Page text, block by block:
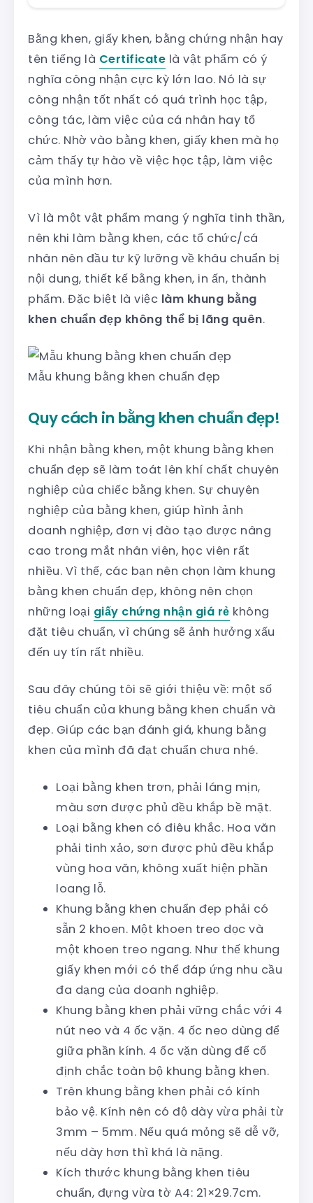
Bằng khen, giấy khen, bằng chứng nhận hay
tên tiếng là Certificate là vật phẩm có ý
nghĩa công nhận cực kỳ lớn lao. Nó là sự
công nhận tốt nhất có quá trình học tập,
công tác, làm việc của cá nhân hay tổ
chức. Nhờ vào bằng khen, giấy khen mà họ
cảm thấy tự hào về việc học tập, làm việc
của mình hơn.
Vì là một vật phẩm mang ý nghĩa tinh thần,
nên khi làm bằng khen, các tổ chức/cá
nhân nên đầu tư kỹ lưỡng về khâu chuẩn bị
nội dung, thiết kế bằng khen, in ấn, thành
phẩm. Đặc biệt là việc làm khung bằng
khen chuẩn đẹp không thể bị lãng quên.
Mẫu khung bằng khen chuẩn đẹp
Quy cách in bằng khen chuẩn đẹp!
Khi nhận bằng khen, một khung bằng khen
chuẩn đẹp sẽ làm toát lên khí chất chuyên
nghiệp của chiếc bằng khen. Sự chuyên
nghiệp của bằng khen, giúp hình ảnh
doanh nghiệp, đơn vị đào tạo được nâng
cao trong mắt nhân viên, học viên rất
nhiều. Vì thế, các bạn nên chọn làm khung
bằng khen chuẩn đẹp, không nên chọn
những loại giấy chứng nhận giá rẻ không
đặt tiêu chuẩn, vì chúng sẽ ảnh hưởng xấu
đến uy tín rất nhiều.
Sau đây chúng tôi sẽ giới thiệu về: một số
tiêu chuẩn của khung bằng khen chuẩn và
đẹp. Giúp các bạn đánh giá, khung bằng
khen của mình đã đạt chuẩn chưa nhé.
Loại bằng khen trơn, phải láng mịn,
màu sơn được phủ đều khắp bề mặt.
Loại bằng khen có điêu khắc. Hoa văn
phải tinh xảo, sơn được phủ đều khắp
vùng hoa văn, không xuất hiện phần
loang lỗ.
Khung bằng khen chuẩn đẹp phải có
sẵn 2 khoen. Một khoen treo dọc và
một khoen treo ngang. Như thế khung
giấy khen mới có thể đáp ứng nhu cầu
đa dạng của doanh nghiệp.
Khung bằng khen phải vững chắc với 4
nút neo và 4 ốc vặn. 4 ốc neo dùng để
giữa phần kính. 4 ốc vặn dùng để cố
định chắc toàn bộ khung bằng khen.
Trên khung bằng khen phải có kính
bảo vệ. Kính nên có độ dày vừa phải từ
3mm – 5mm. Nếu quá mỏng sẽ dễ vỡ,
nếu dày hơn thì khá là nặng.
Kích thước khung bằng khen tiêu
chuẩn, đựng vừa tờ A4: 21×29.7cm.